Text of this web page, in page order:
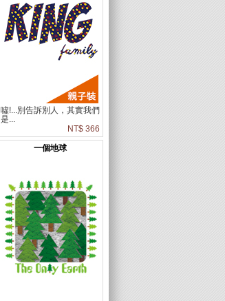
噓!...別告訴別人，其實我們
是...
NT$ 366
一個地球